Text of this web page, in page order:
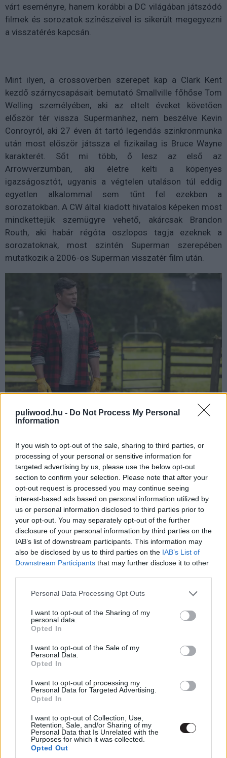
puliwood.hu - Do Not Process My Personal
Information
If you wish to opt-out of the sale, sharing to third parties, or
processing of your personal or sensitive information for
targeted advertising by us, please use the below opt-out
section to confirm your selection. Please note that after your
opt-out request is processed you may continue seeing
interest-based ads based on personal information utilized by
us or personal information disclosed to third parties prior to
your opt-out. You may separately opt-out of the further
disclosure of your personal information by third parties on the
IAB’s list of downstream participants. This information may
also be disclosed by us to third parties on the IAB’s List of
Downstream Participants that may further disclose it to other
Please note that this website/app uses one or more Google
not limited to your visit or usage behaviour. You may click to
grant or deny consent to Google and its third-party tags to
use your data for below specified purposes in below Google
consent section.
Personal Data Processing Opt Outs
I want to opt-out of the Sharing of my
personal data.
Opted In
I want to opt-out of the Sale of my
Personal Data.
Opted In
I want to opt-out of processing my
Personal Data for Targeted Advertising.
Opted In
I want to opt-out of Collection, Use,
Retention, Sale, and/or Sharing of my
Personal Data that Is Unrelated with the
Purposes for which it was collected.
Opted Out
várt eseményre, hanem korábbi a DC világában játszódó
filmek és sorozatok színészeivel is sikerült megegyezni
a visszatérés kapcsán.
Mint ilyen, a crossoverben szerepet kap a Clark Kent
kezdő szárnycsapásait bemutató Smallville főhőse Tom
Welling személyében, aki az eltelt éveket követően
először tér vissza Supermanhez, nem beszélve Kevin
Conroyról, aki 27 éven át tartó legendás szinkronmunka
után most először játssza el fizikailag is Bruce Wayne
karakterét. Sőt mi több, ő lesz az első az
Arrowverzumban, aki életre kelti a köpenyes
igazságosztót, ugyanis a végtelen utaláson túl eddig
egyetlen alkalommal sem tűnt fel ezekben a
sorozatokban. A CW által kiadott hivatalos képeken most
mindkettejük szemügyre vehető, akárcsak Brandon
Routh, aki habár régóta oszlopos tagja ezeknek a
sorozatoknak, most szintén Superman szerepében
mutatkozik a 2006-os Superman visszatér film után.
A Végtelen Világok Krízise kevesebb mint egy hónap
sorozatban. A történet rögtön másnap, december 9-én a
Batwoman aktuális epizódjában, december 10-én pedig
téli szünetre kell számítani, mielőtt január 14-én újra
felvesszük a fonalat az Arrowban, a várhatóan
grandiózus fináléra pedig még aznap, a Legends of
Tomorrow évadnyitójában sor kerül.